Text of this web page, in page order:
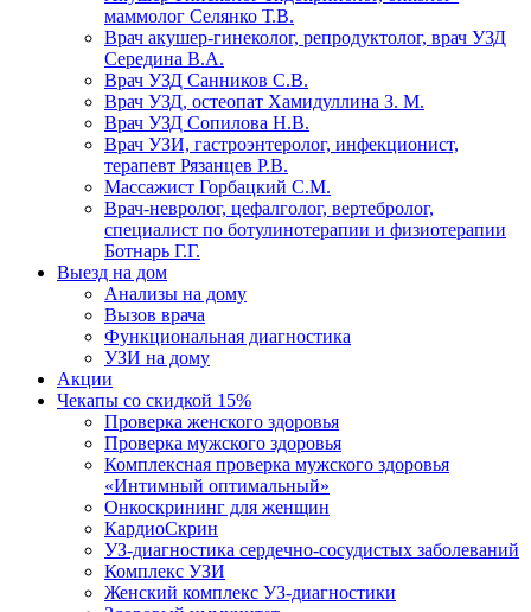
маммолог Селянко Т.В.
Врач акушер-гинеколог, репродуктолог, врач УЗД
Середина В.А.
Врач УЗД Санников С.В.
Врач УЗД, остеопат Хамидуллина З. М.
Врач УЗД Сопилова Н.В.
Врач УЗИ, гастроэнтеролог, инфекционист,
терапевт Рязанцев Р.В.
Массажист Горбацкий С.М.
Врач-невролог, цефалголог, вертебролог,
специалист по ботулинотерапии и физиотерапии
Ботнарь Г.Г.
Выезд на дом
Анализы на дому
Вызов врача
Функциональная диагностика
УЗИ на дому
Акции
Чекапы со скидкой 15%
Проверка женского здоровья
Проверка мужского здоровья
Комплексная проверка мужского здоровья
«Интимный оптимальный»
Онкоcкрининг для женщин
КардиоСкрин
УЗ-диагностика сердечно-сосудистых заболеваний
Комплекс УЗИ
Женский комплекс УЗ-диагностики